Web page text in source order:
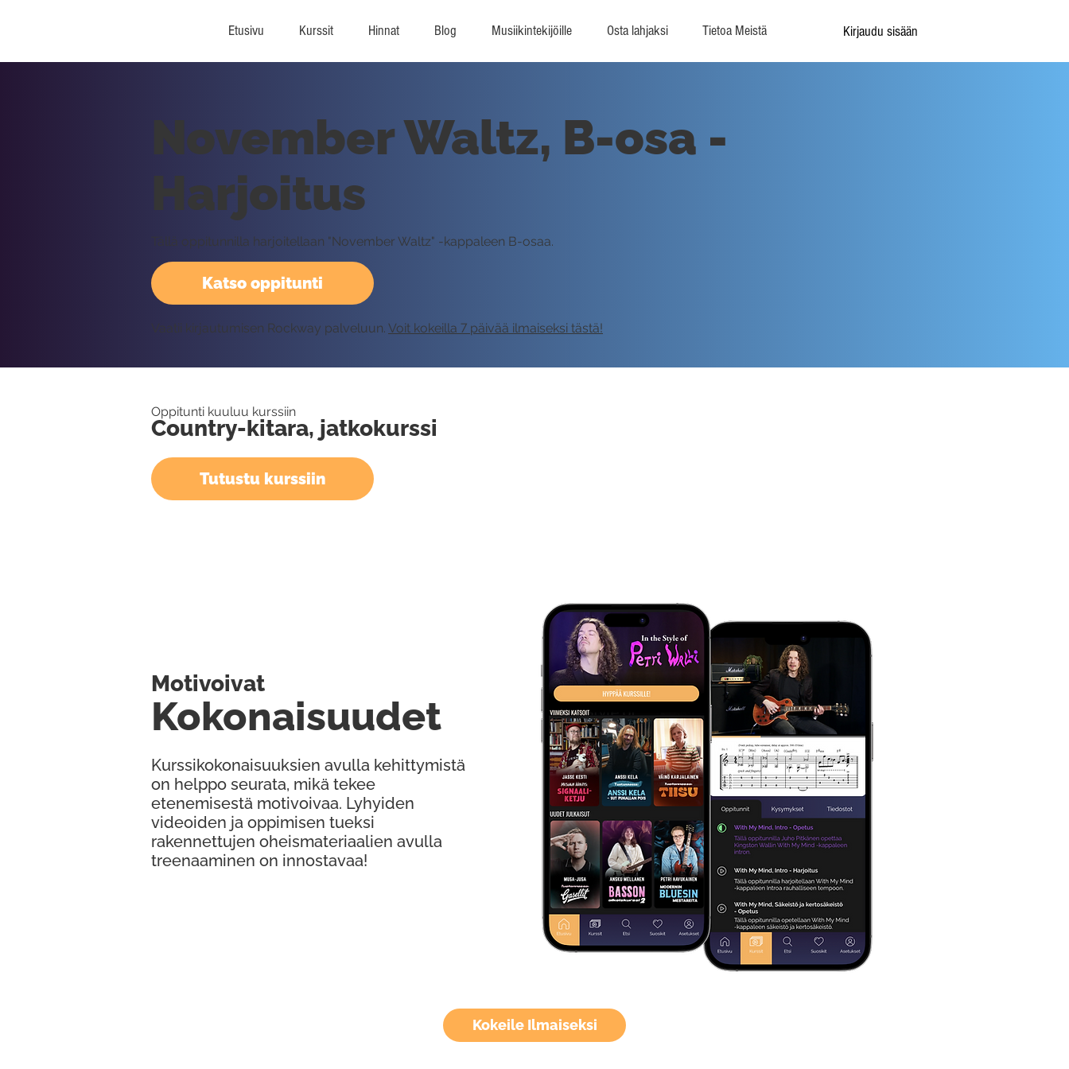
Etusivu Kurssit Hinnat Blog Musiikintekijöille Osta lahjaksi Tietoa Meistä Kirjaudu sisään
Kokeile Ilmaiseksi
Katso oppitunti
November Waltz, B-osa -
Harjoitus
Tällä oppitunnilla harjoitellaan "November Waltz" -kappaleen B-osaa.
Vaatii kirjautumisen Rockway palveluun. Voit kokeilla 7 päivää ilmaiseksi tästä!
Oppitunti kuuluu kurssiin
Country-kitara, jatkokurssi
Tutustu kurssiin
Kurssikokonaisuuksien avulla kehittymistä
on helppo seurata, mikä tekee
etenemisestä motivoivaa. Lyhyiden
videoiden ja oppimisen tueksi
rakennettujen oheismateriaalien avulla
treenaaminen on innostavaa!
Kokonaisuudet
Motivoivat